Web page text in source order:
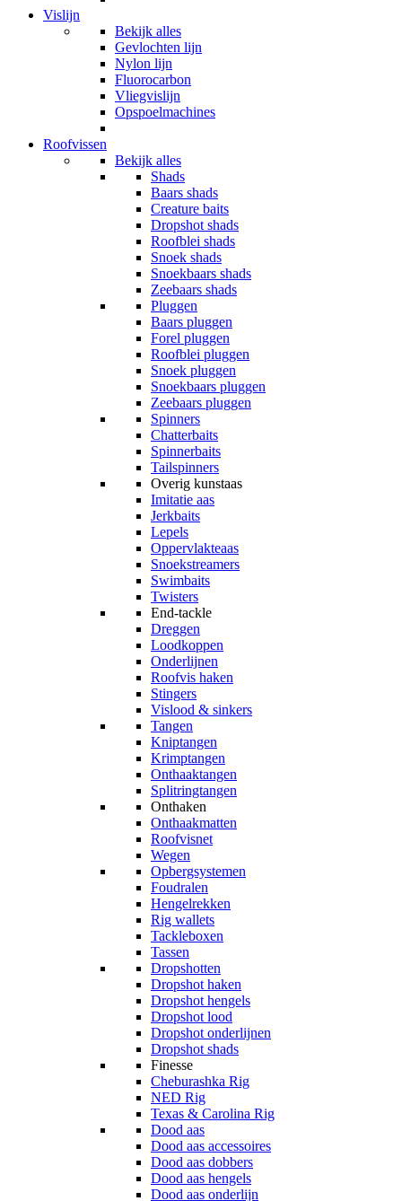
Vislijn
Bekijk alles
Gevlochten lijn
Nylon lijn
Fluorocarbon
Vliegvislijn
Opspoelmachines
Roofvissen
Bekijk alles
Shads
Baars shads
Creature baits
Dropshot shads
Roofblei shads
Snoek shads
Snoekbaars shads
Zeebaars shads
Pluggen
Baars pluggen
Forel pluggen
Roofblei pluggen
Snoek pluggen
Snoekbaars pluggen
Zeebaars pluggen
Spinners
Chatterbaits
Spinnerbaits
Tailspinners
Overig kunstaas
Imitatie aas
Jerkbaits
Lepels
Oppervlakteaas
Snoekstreamers
Swimbaits
Twisters
End-tackle
Dreggen
Loodkoppen
Onderlijnen
Roofvis haken
Stingers
Vislood & sinkers
Tangen
Kniptangen
Krimptangen
Onthaaktangen
Splitringtangen
Onthaken
Onthaakmatten
Roofvisnet
Wegen
Opbergsystemen
Foudralen
Hengelrekken
Rig wallets
Tackleboxen
Tassen
Dropshotten
Dropshot haken
Dropshot hengels
Dropshot lood
Dropshot onderlijnen
Dropshot shads
Finesse
Cheburashka Rig
NED Rig
Texas & Carolina Rig
Dood aas
Dood aas accessoires
Dood aas dobbers
Dood aas hengels
Dood aas onderlijn